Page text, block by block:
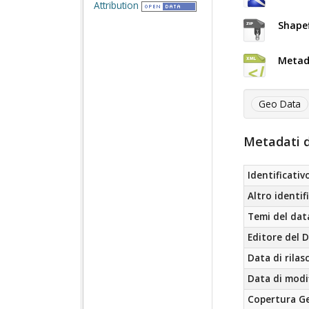
Attribution
Geo Data
Metadati
Altro
Temi del
Editore del
Data di
Data di
Copertura